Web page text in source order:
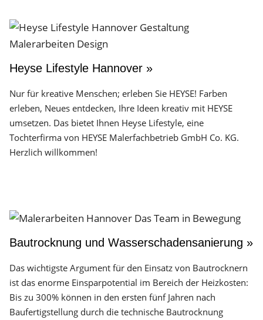
Heyse Lifestyle Hannover »
Nur für kreative Menschen; erleben Sie HEYSE! Farben
erleben, Neues entdecken, Ihre Ideen kreativ mit HEYSE
umsetzen. Das bietet Ihnen Heyse Lifestyle, eine
Tochterfirma von HEYSE Malerfachbetrieb GmbH Co. KG.
Herzlich willkommen!
Bautrocknung und Wasserschadensanierung »
Das wichtigste Argument für den Einsatz von Bautrocknern
ist das enorme Einsparpotential im Bereich der Heizkosten:
Bis zu 300% können in den ersten fünf Jahren nach
Baufertigstellung durch die technische Bautrocknung